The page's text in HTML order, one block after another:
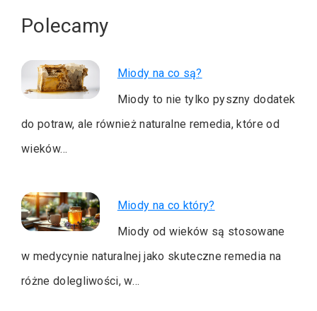
Polecamy
Miody na co są?
Miody to nie tylko pyszny dodatek
do potraw, ale również naturalne remedia, które od
wieków…
Miody na co który?
Miody od wieków są stosowane
w medycynie naturalnej jako skuteczne remedia na
różne dolegliwości, w…